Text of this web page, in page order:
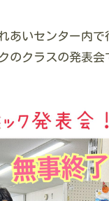
あいセンター内で
のクラスの発表会